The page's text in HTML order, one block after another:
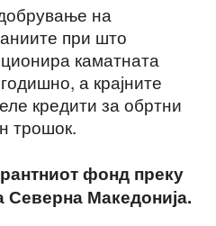
на
при што
каматната
а крајните
кредити за обртни
трошок.
фонд преку
Северна Македонија.